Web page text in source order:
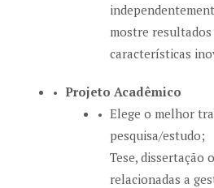
mostre resultados
características
Projeto Acadêmico
Elege o melhor
pesquisa/estudo;
Tese, dissertação
relacionadas a